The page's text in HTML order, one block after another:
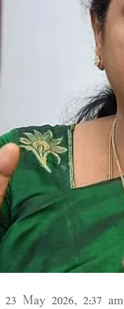
23 May 2026, 2:37 am